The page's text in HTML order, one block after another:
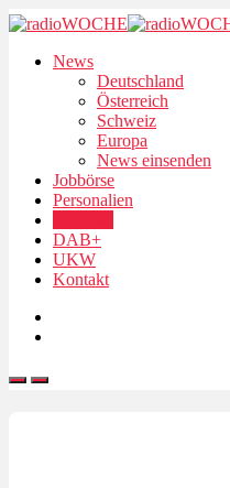
News
Deutschland
Österreich
Schweiz
Europa
News einsenden
Jobbörse
Personalien
DAB+
UKW
Kontakt